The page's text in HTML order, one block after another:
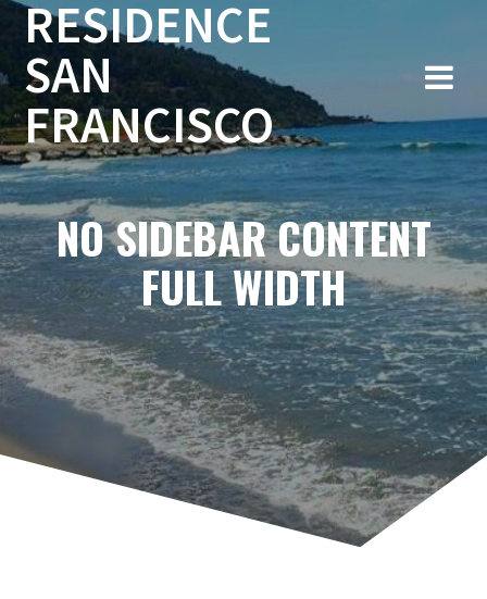
Salta
al
contenuto
RESIDENCE
SAN
FRANCISCO
NO SIDEBAR CONTENT
FULL WIDTH